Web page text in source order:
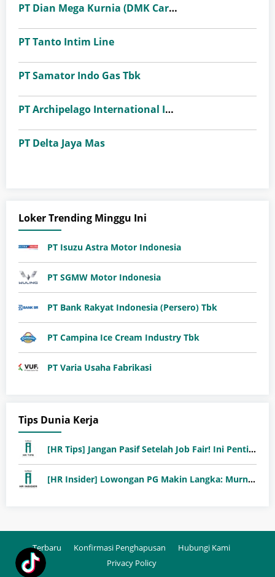
PT Dian Mega Kurnia (DMK Cargo)
PT Tanto Intim Line
PT Samator Indo Gas Tbk
PT Archipelago International Indonesia (favehotels)
PT Delta Jaya Mas
Loker Trending Minggu Ini
PT Isuzu Astra Motor Indonesia
PT SGMW Motor Indonesia
PT Bank Rakyat Indonesia (Persero) Tbk
PT Campina Ice Cream Industry Tbk
PT Varia Usaha Fabrikasi
Tips Dunia Kerja
[HR Tips] Jangan Pasif Setelah Job Fair! Ini Pentingnya Follow-Up Setelah Job Fair
[HR Insider] Lowongan PG Makin Langka: Murni Seleksi atau Jalur Orang Dalam?
Terbaru Konfirmasi Penghapusan
Hubungi Kami
Privacy Policy